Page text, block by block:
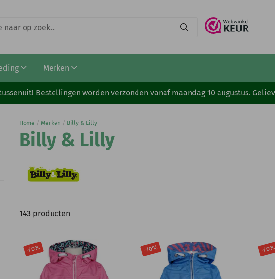
Merken
Bestellingen worden verzonden vanaf maandag 10 augustus.
Home / Merken / Billy & Lilly
Billy & Lilly
143 producten
-70% -70% -70%